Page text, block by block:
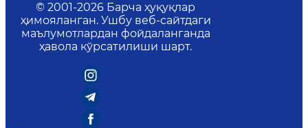
© 2001-2026 Барча ҳуқуқлар
ҳимояланган. Ушбу веб-сайтдаги
маълумотлардан фойдаланганда
ҳавола кўрсатилиши шарт.